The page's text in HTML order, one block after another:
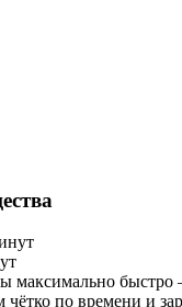
максимально
по времени и